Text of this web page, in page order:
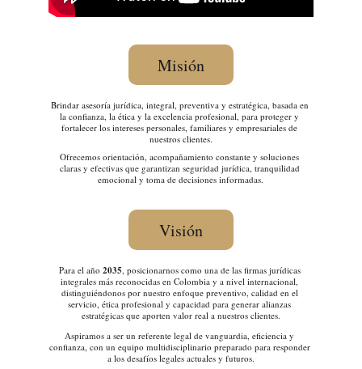
Para el año 2035, posicionarnos como una de las firmas jurídicas
integrales más reconocidas en Colombia y a nivel internacional,
distinguiéndonos por nuestro enfoque preventivo, calidad en el
servicio, ética profesional y capacidad para generar alianzas
estratégicas que aporten valor real a nuestros clientes.
Aspiramos a ser un referente legal de vanguardia, eficiencia y
confianza, con un equipo multidisciplinario preparado para responder
a los desafíos legales actuales y futuros.
Brindar asesoría jurídica, integral, preventiva y estratégica, basada en
la confianza, la ética y la excelencia profesional, para proteger y
fortalecer los intereses personales, familiares y empresariales de
nuestros clientes.
Ofrecemos orientación, acompañamiento constante y soluciones
claras y efectivas que garantizan seguridad jurídica, tranquilidad
emocional y toma de decisiones informadas.
Misión
Visión